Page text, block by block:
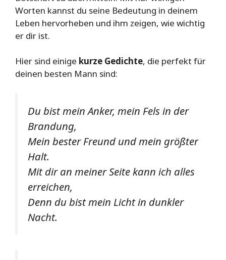
Worten kannst du seine Bedeutung in deinem
Leben hervorheben und ihm zeigen, wie wichtig
er dir ist.
Hier sind einige kurze Gedichte, die perfekt für
deinen besten Mann sind:
Du bist mein Anker, mein Fels in der
Brandung,
Mein bester Freund und mein größter
Halt.
Mit dir an meiner Seite kann ich alles
erreichen,
Denn du bist mein Licht in dunkler
Nacht.